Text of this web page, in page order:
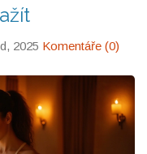
2025 Komentáře (0)